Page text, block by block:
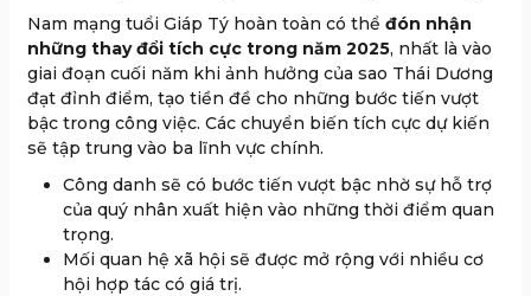
Nam mạng tuổi Giáp Tý hoàn toàn có thể đón nhận
những thay đổi tích cực trong năm 2025, nhất là vào
giai đoạn cuối năm khi ảnh hưởng của sao Thái Dương
đạt đỉnh điểm, tạo tiền đề cho những bước tiến vượt
bậc trong công việc. Các chuyển biến tích cực dự kiến
sẽ tập trung vào ba lĩnh vực chính.
Công danh sẽ có bước tiến vượt bậc nhờ sự hỗ trợ
của quý nhân xuất hiện vào những thời điểm quan
trọng.
Mối quan hệ xã hội sẽ được mở rộng với nhiều cơ
hội hợp tác có giá trị.